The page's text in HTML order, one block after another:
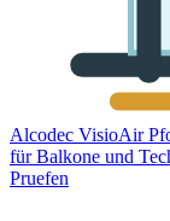
Alcodec VisioAir
für Balkone und
Pruefen